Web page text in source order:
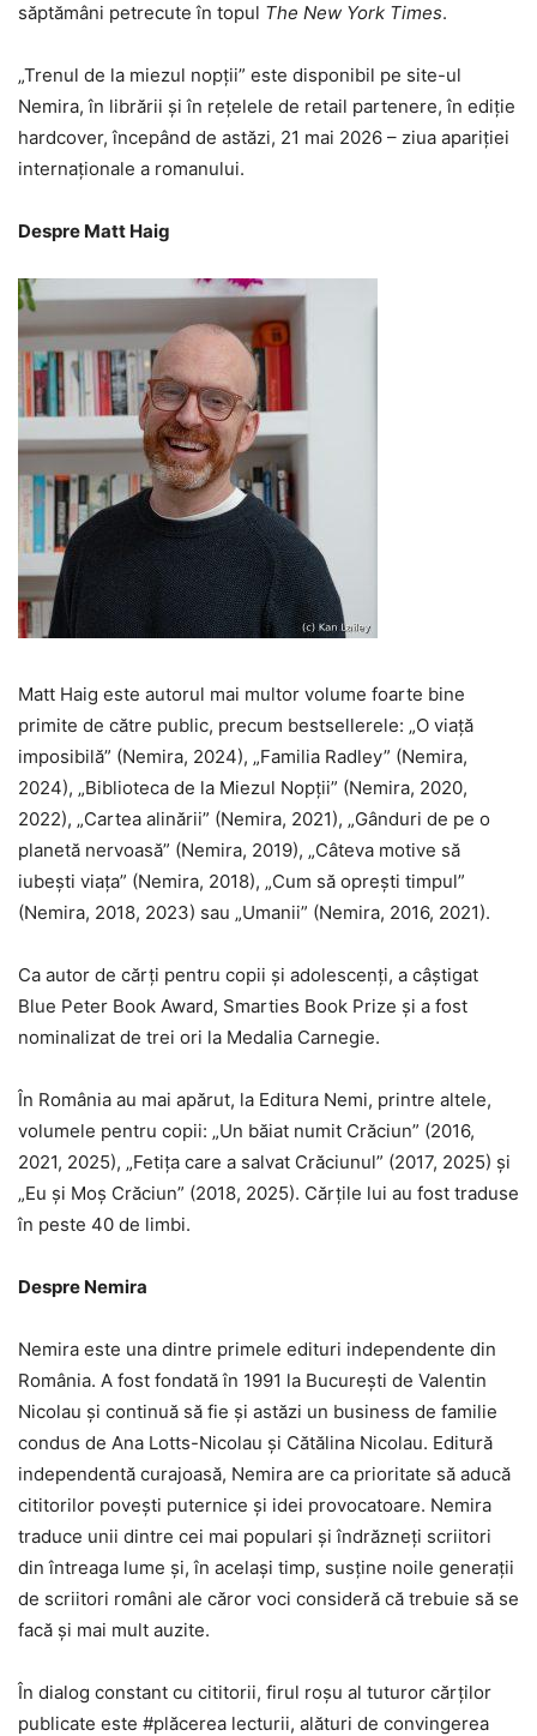
săptămâni petrecute în topul The New York Times.
„Trenul de la miezul nopții” este disponibil pe site-ul
Nemira, în librării și în rețelele de retail partenere, în ediție
hardcover, începând de astăzi, 21 mai 2026 – ziua apariției
internaționale a romanului.
Despre Matt Haig
Matt Haig este autorul mai multor volume foarte bine
primite de către public, precum bestsellerele: „O viață
imposibilă” (Nemira, 2024), „Familia Radley” (Nemira,
2024), „Biblioteca de la Miezul Nopții” (Nemira, 2020,
2022), „Cartea alinării” (Nemira, 2021), „Gânduri de pe o
planetă nervoasă” (Nemira, 2019), „Câteva motive să
iubești viața” (Nemira, 2018), „Cum să oprești timpul”
(Nemira, 2018, 2023) sau „Umanii” (Nemira, 2016, 2021).
Ca autor de cărți pentru copii și adolescenți, a câștigat
Blue Peter Book Award, Smarties Book Prize și a fost
nominalizat de trei ori la Medalia Carnegie.
În România au mai apărut, la Editura Nemi, printre altele,
volumele pentru copii: „Un băiat numit Crăciun” (2016,
2021, 2025), „Fetița care a salvat Crăciunul” (2017, 2025) și
„Eu și Moș Crăciun” (2018, 2025). Cărțile lui au fost traduse
în peste 40 de limbi.
Despre Nemira
Nemira este una dintre primele edituri independente din
România. A fost fondată în 1991 la București de Valentin
Nicolau și continuă să fie și astăzi un business de familie
condus de Ana Lotts-Nicolau și Cătălina Nicolau. Editură
independentă curajoasă, Nemira are ca prioritate să aducă
cititorilor povești puternice și idei provocatoare. Nemira
traduce unii dintre cei mai populari și îndrăzneți scriitori
din întreaga lume și, în același timp, susține noile generații
de scriitori români ale căror voci consideră că trebuie să se
facă și mai mult auzite.
În dialog constant cu cititorii, firul roșu al tuturor cărților
publicate este #plăcerea lecturii, alături de convingerea